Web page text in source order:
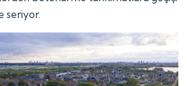
seriyor.